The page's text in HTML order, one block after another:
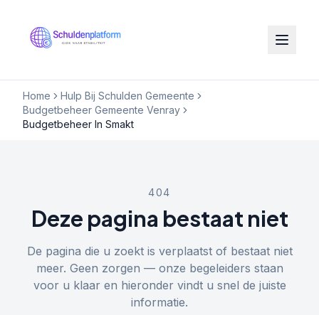
Home
Hulp Bij Schulden Gemeente
Budgetbeheer Gemeente Venray
Budgetbeheer In Smakt
404
Deze pagina bestaat niet
De pagina die u zoekt is verplaatst of bestaat niet
meer. Geen zorgen — onze begeleiders staan
voor u klaar en hieronder vindt u snel de juiste
informatie.